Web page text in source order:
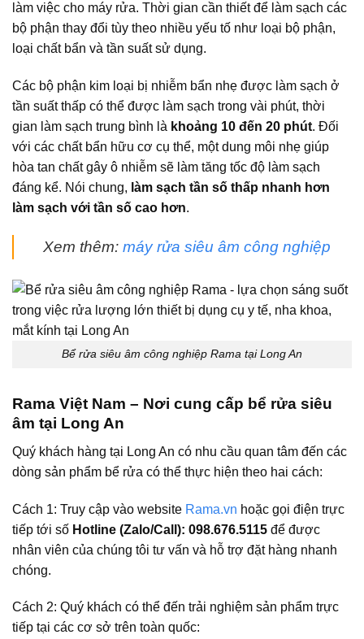
làm việc cho máy rửa. Thời gian cần thiết để làm sạch các
bộ phận thay đổi tùy theo nhiều yếu tố như loại bộ phận,
loại chất bẩn và tần suất sử dụng.
Các bộ phận kim loại bị nhiễm bẩn nhẹ được làm sạch ở
tần suất thấp có thể được làm sạch trong vài phút, thời
gian làm sạch trung bình là khoảng 10 đến 20 phút. Đối
với các chất bẩn hữu cơ cụ thể, một dung môi nhẹ giúp
hòa tan chất gây ô nhiễm sẽ làm tăng tốc độ làm sạch
đáng kể. Nói chung, làm sạch tần số thấp nhanh hơn
làm sạch với tần số cao hơn.
Xem thêm: máy rửa siêu âm công nghiệp
Bể rửa siêu âm công nghiệp Rama tại Long An
Rama Việt Nam – Nơi cung cấp bể rửa siêu
âm tại Long An
Quý khách hàng tại Long An có nhu cầu quan tâm đến các
dòng sản phẩm bể rửa có thể thực hiện theo hai cách:
Cách 1: Truy cập vào website Rama.vn hoặc gọi điện trực
tiếp tới số Hotline (Zalo/Call): 098.676.5115 để được
nhân viên của chúng tôi tư vấn và hỗ trợ đặt hàng nhanh
chóng.
Cách 2: Quý khách có thể đến trải nghiệm sản phẩm trực
tiếp tại các cơ sở trên toàn quốc: